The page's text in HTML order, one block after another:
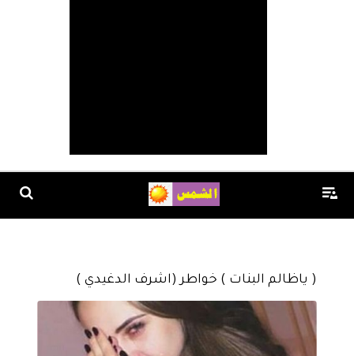
( ياظالم البنات ) خواطر (اشرف الدغيدي )